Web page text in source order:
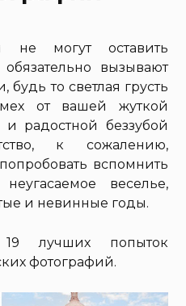
не могут оставить
вызывают
то светлая грусть
от вашей жуткой
радостной беззубой
к сожалению,
вспомнить
веселье,
и невинные годы.
лучших попыток
фотографий.